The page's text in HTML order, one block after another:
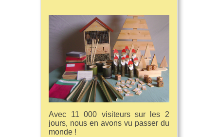
Avec 11 000 visiteurs sur les 2
jours, nous en avons vu passer du
monde !